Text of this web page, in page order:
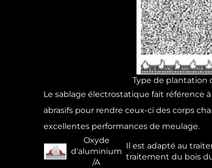
Type de plantation
Le sablage électrostatique fait référence
abrasifs pour rendre ceux-ci des corps
excellentes performances de meulage.
Oxyde
d'aluminium
/A
Il est adapté au
traitement du bois